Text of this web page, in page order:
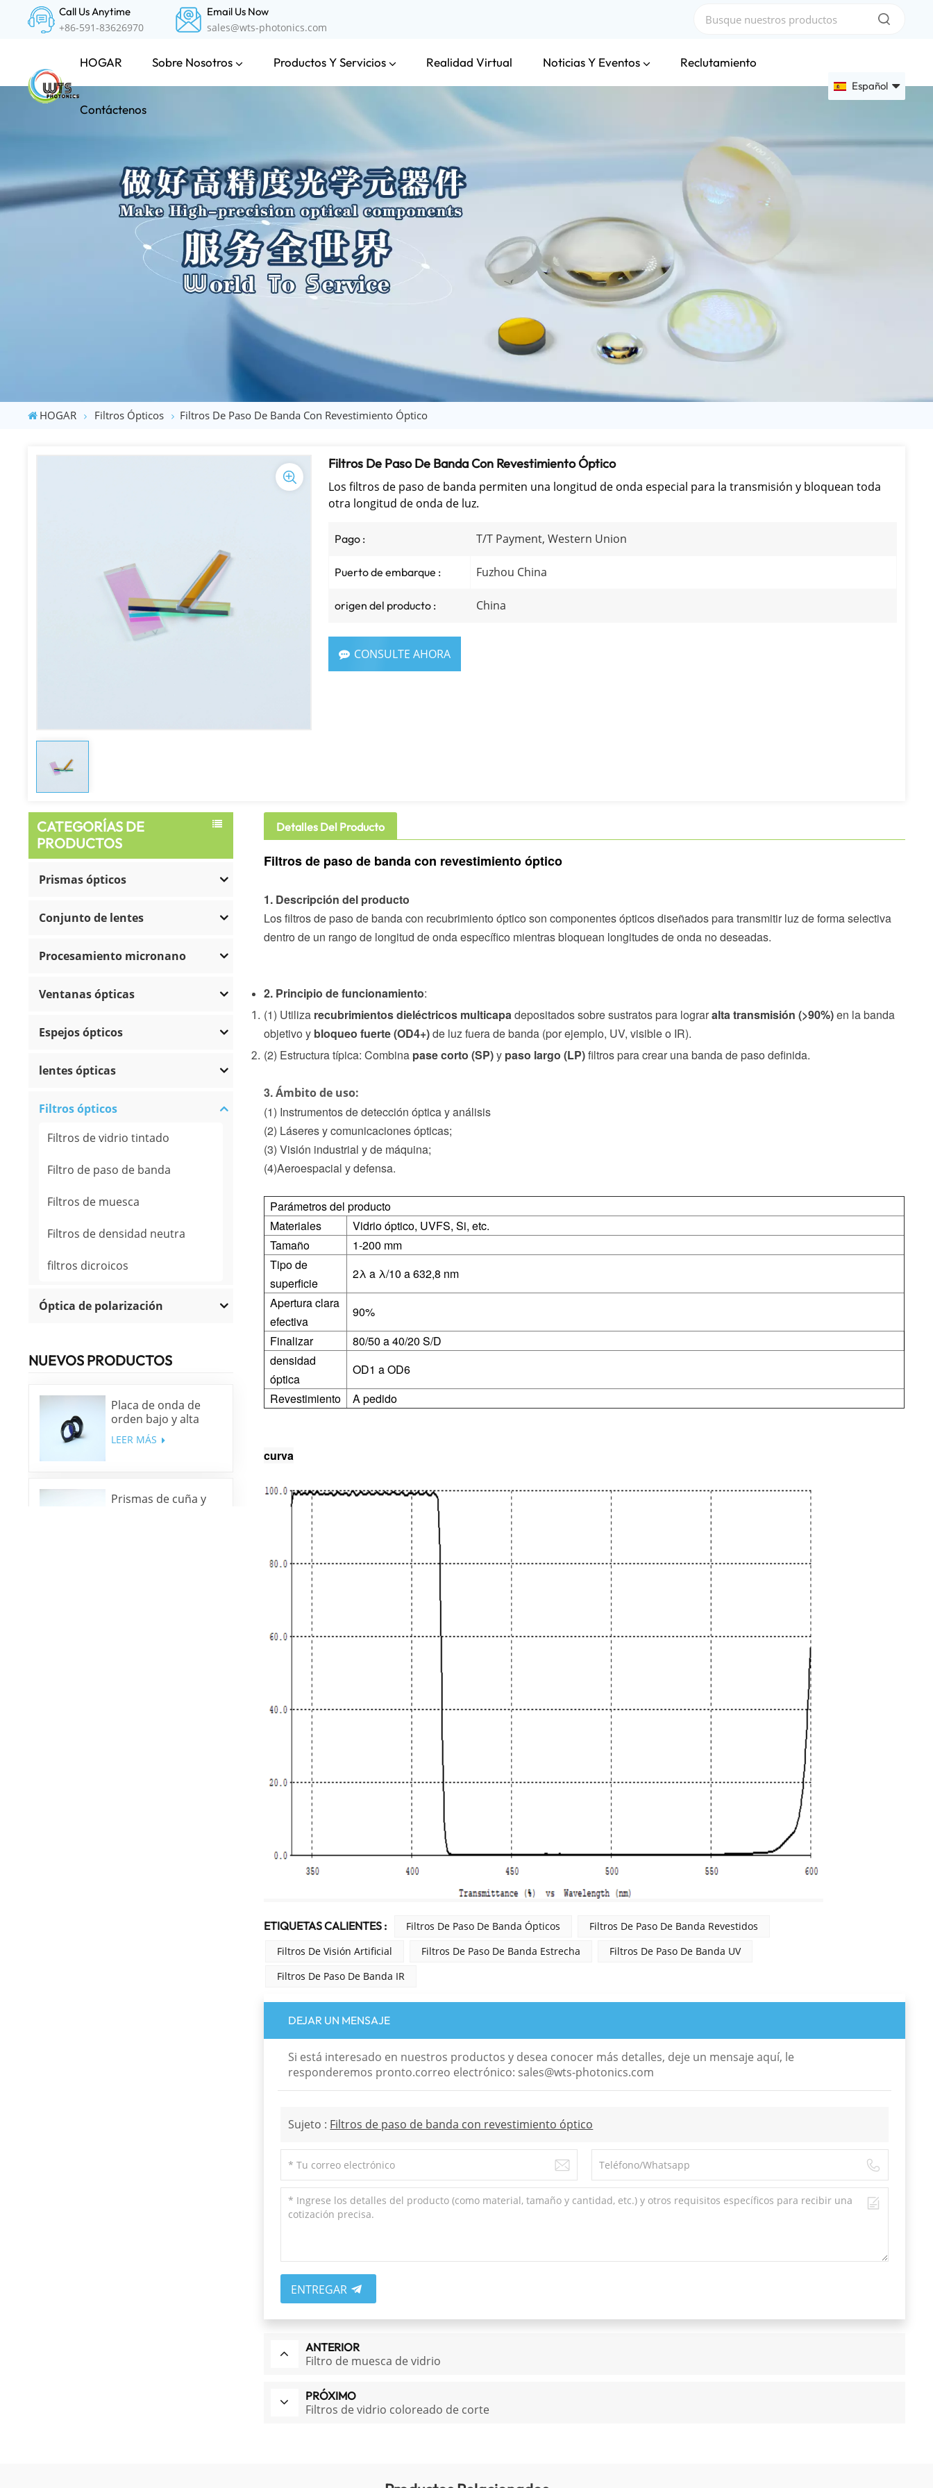
Call Us Anytime
+86-591-83626970
Email Us Now
sales@wts-photonics.com
HOGAR Sobre Nosotros Productos Y Servicios Realidad Virtual Noticias Y Eventos Reclutamiento
Contáctenos
Español
English
Français
HOGAR Filtros Ópticos Filtros De Paso De Banda Con Revestimiento Óptico
Filtros De Paso De Banda Con Revestimiento Óptico
Los filtros de paso de banda permiten una longitud de onda especial para la transmisión y bloquean toda
otra longitud de onda de luz.
Pago : T/T Payment, Western Union
Puerto de embarque : Fuzhou China
origen del producto : China
CONSULTE AHORA
CATEGORÍAS DE
PRODUCTOS
Prismas ópticos
Conjunto de lentes
Procesamiento micronano
Ventanas ópticas
Espejos ópticos
lentes ópticas
Filtros ópticos
Filtros de vidrio tintado
Filtro de paso de banda
Filtros de muesca
Filtros de densidad neutra
filtros dicroicos
Óptica de polarización
NUEVOS PRODUCTOS
Placa de onda de
orden bajo y alta
precisión
LEER MÁS
Prismas de cuña y
Detalles Del Producto
Filtros de paso de banda con revestimiento óptico
1. Descripción del producto
Los filtros de paso de banda con recubrimiento óptico son componentes ópticos diseñados para transmitir luz de forma selectiva
dentro de un rango de longitud de onda específico mientras bloquean longitudes de onda no deseadas.
2. Principio de funcionamiento:
(1) Utiliza recubrimientos dieléctricos multicapadepositados sobre sustratos para lograralta transmisión (>90%)en la banda
objetivo y bloqueo fuerte (OD4+)de luz fuera de banda (por ejemplo, UV, visible o IR).
(2) Estructura típica: Combina pase corto (SP)y paso largo (LP)filtros para crear una banda de paso definida.
3.Ámbito de uso:
(1) Instrumentos de detección óptica y análisis
(2) Láseres y comunicaciones ópticas;
(3) Visión industrial y de máquina;
(4)Aeroespacial y defensa.
Parámetros del producto
Materiales
Vidrio óptico, UVFS, Si, etc.
Tamaño
1-200 mm
Tipo de
superficie
2λ a λ/10 a 632,8 nm
Apertura clara
efectiva
90%
Finalizar
80/50 a 40/20 S/D
densidad
óptica
OD1 a OD6
Revestimiento
A pedido
curva
ETIQUETAS CALIENTES : Filtros De Paso De Banda Ópticos
Filtros De Paso De Banda Revestidos
Filtros De Visión Artificial
Filtros De Paso De Banda Estrecha
Filtros De Paso De Banda UV
Filtros De Paso De Banda IR
DEJAR UN MENSAJE
Si está interesado en nuestros productos y desea conocer más detalles, deje un mensaje aquí, le
responderemos pronto.correo electrónico: sales@wts-photonics.com
Sujeto : Filtros de paso de banda con revestimiento óptico
ENTREGAR
ANTERIOR
Filtro de muesca de vidrio
PRÓXIMO
Filtros de vidrio coloreado de corte